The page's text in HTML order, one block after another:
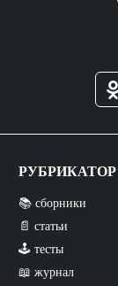
РУБРИКАТОР
📚 сборники
📄 статьи
🕹️ тесты
📖 журнал